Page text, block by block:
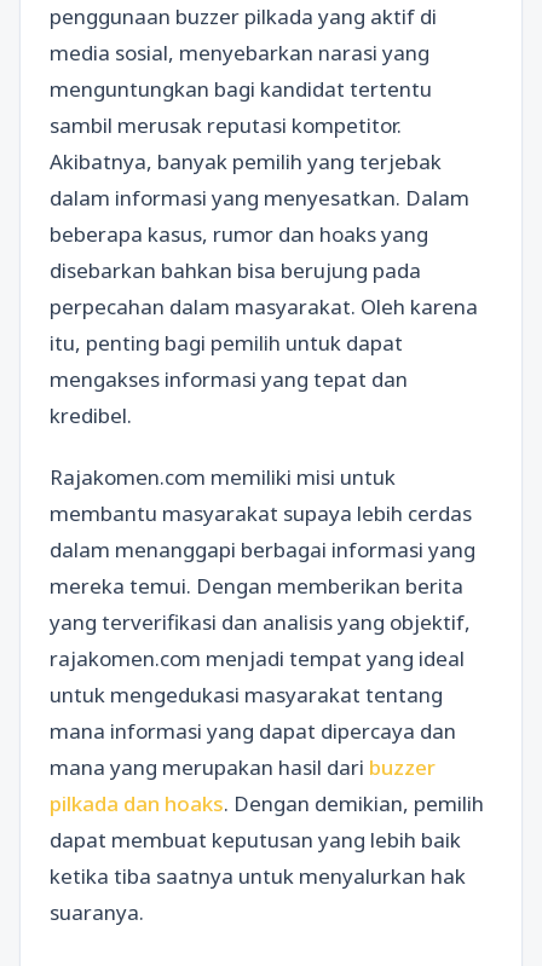
penggunaan buzzer pilkada yang aktif di
media sosial, menyebarkan narasi yang
menguntungkan bagi kandidat tertentu
sambil merusak reputasi kompetitor.
Akibatnya, banyak pemilih yang terjebak
dalam informasi yang menyesatkan. Dalam
beberapa kasus, rumor dan hoaks yang
disebarkan bahkan bisa berujung pada
perpecahan dalam masyarakat. Oleh karena
itu, penting bagi pemilih untuk dapat
mengakses informasi yang tepat dan
kredibel.
Rajakomen.com memiliki misi untuk
membantu masyarakat supaya lebih cerdas
dalam menanggapi berbagai informasi yang
mereka temui. Dengan memberikan berita
yang terverifikasi dan analisis yang objektif,
rajakomen.com menjadi tempat yang ideal
untuk mengedukasi masyarakat tentang
mana informasi yang dapat dipercaya dan
mana yang merupakan hasil dari buzzer
pilkada dan hoaks. Dengan demikian, pemilih
dapat membuat keputusan yang lebih baik
ketika tiba saatnya untuk menyalurkan hak
suaranya.